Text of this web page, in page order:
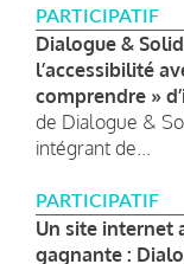
PARTICIPATIF
Dialogue &
l’accessibilité
comprendre »
de Dialogue &
intégrant de...
PARTICIPATIF
Un site internet
gagnante :